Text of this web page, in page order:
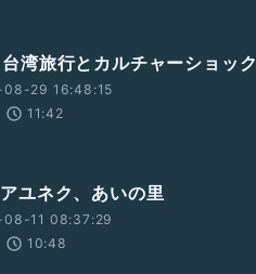
湾旅行とカルチャーショック
08-29 16:48:15
11:42
ユネク、あいの里
11 08:37:29
10:48